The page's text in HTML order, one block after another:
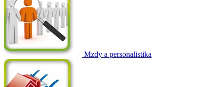
Mzdy a personalistika